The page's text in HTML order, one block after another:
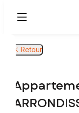
Retour